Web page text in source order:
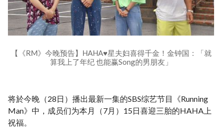
【《RM》今晚预告】HAHA♥星夫妇喜得千金！金钟国：「就
算我上了年纪 也能赢Song的男朋友」
将於今晚（28日）播出最新一集的SBS综艺节目《Running
Man》中，成员们为本月（7月）15日喜迎三胎的HAHA上
祝福。